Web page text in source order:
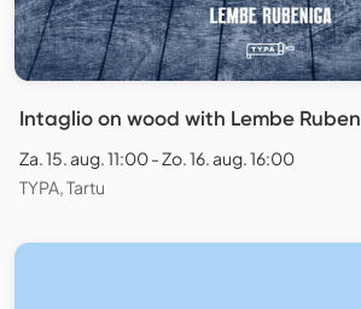
Intaglio on wood with Lembe Ruben
Za. 15. aug. 11:00 - Zo. 16. aug. 16:00
TYPA, Tartu